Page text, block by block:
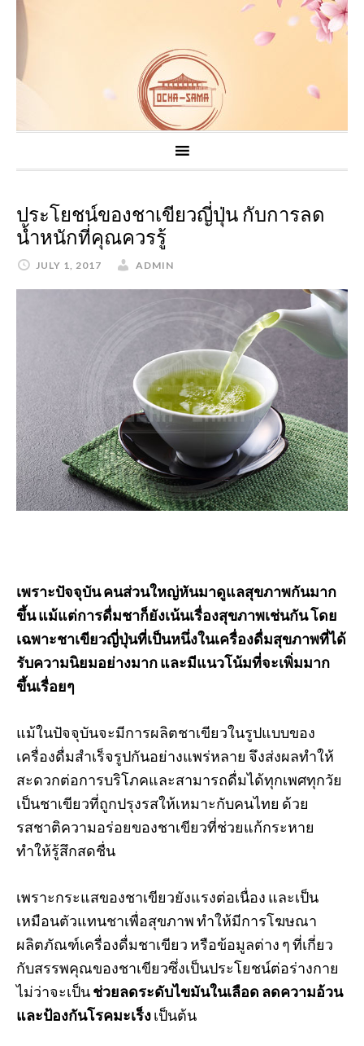
ประโยชน์ของชาเขียวญี่ปุ่น กับการลด
น้ำหนักที่คุณควรรู้
JULY 1, 2017 ADMIN
เพราะปัจจุบัน คนส่วนใหญ่หันมาดูแลสุขภาพกันมาก
ขึ้น แม้แต่การดื่มชาก็ยังเน้นเรื่องสุขภาพเช่นกัน โดย
เฉพาะชาเขียวญี่ปุ่นที่เป็นหนึ่งในเครื่องดื่มสุขภาพที่ได้
รับความนิยมอย่างมาก และมีแนวโน้มที่จะเพิ่มมาก
ขึ้นเรื่อยๆ
แม้ในปัจจุบันจะมีการผลิตชาเขียวในรูปแบบของ
เครื่องดื่มสำเร็จรูปกันอย่างแพร่หลาย จึงส่งผลทำให้
สะดวกต่อการบริโภคและสามารถดื่มได้ทุกเพศทุกวัย
เป็นชาเขียวที่ถูกปรุงรสให้เหมาะกับคนไทย ด้วย
รสชาติความอร่อยของชาเขียวที่ช่วยแก้กระหาย
ทำให้รู้สึกสดชื่น
เพราะกระแสของชาเขียวยังแรงต่อเนื่อง และเป็น
เหมือนตัวแทนชาเพื่อสุขภาพ ทำให้มีการโฆษณา
ผลิตภัณฑ์เครื่องดื่มชาเขียว หรือข้อมูลต่าง ๆ ที่เกี่ยว
กับสรรพคุณของชาเขียวซึ่งเป็นประโยชน์ต่อร่างกาย
ไม่ว่าจะเป็นช่วยลดระดับไขมันในเลือด ลดความอ้วน
และป้องกันโรคมะเร็งเป็นต้น